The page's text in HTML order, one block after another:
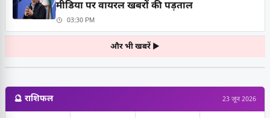
मीडिया पर वायरल खबरों की पड़ताल
03:30 PM
और भी खबरें ▶
🔮 राशिफल 23 जून 2026